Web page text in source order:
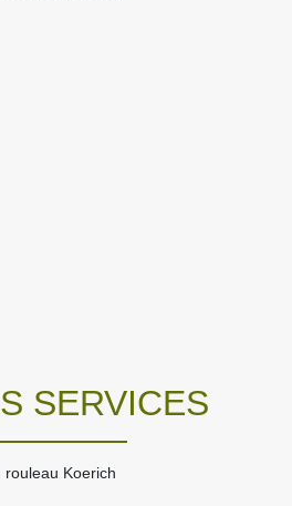
SERVICES
rouleau Koerich